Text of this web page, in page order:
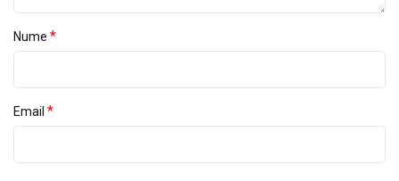
Nume *
Email *